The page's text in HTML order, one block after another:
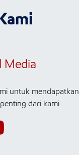
Media
untuk mendapatkan
dari kami